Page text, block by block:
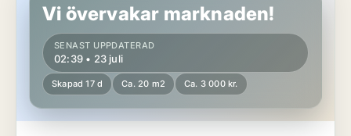
Vi övervakar marknaden!
SENAST UPPDATERAD
02:39 • 23 juli
Skapad 17 d Ca. 20 m2 Ca. 3 000 kr.